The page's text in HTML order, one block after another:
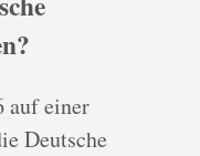
auf einer
Deutsche